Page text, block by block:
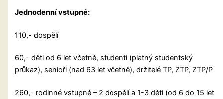
Jednodenní vstupné:
110,- dospělí
60,- děti od 6 let včetně, studenti (platný studentský
průkaz), senioři (nad 63 let včetně), držitelé TP, ZTP, ZTP/P
260,- rodinné vstupné – 2 dospělí a 1-3 děti (od 6 do 15 let